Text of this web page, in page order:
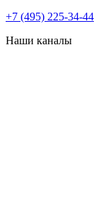
+7 (495) 225-34-44
Наши каналы